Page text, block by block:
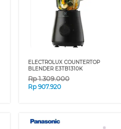
ELECTROLUX COUNTERTOP
BLENDER E3TB1310K
Rp1.309.000
Rp 907.920